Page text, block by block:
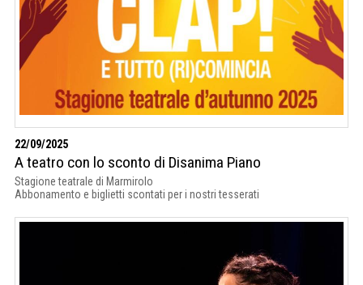
22/09/2025
A teatro con lo sconto di Disanima Piano
Stagione teatrale di Marmirolo
Abbonamento e biglietti scontati per i nostri tesserati